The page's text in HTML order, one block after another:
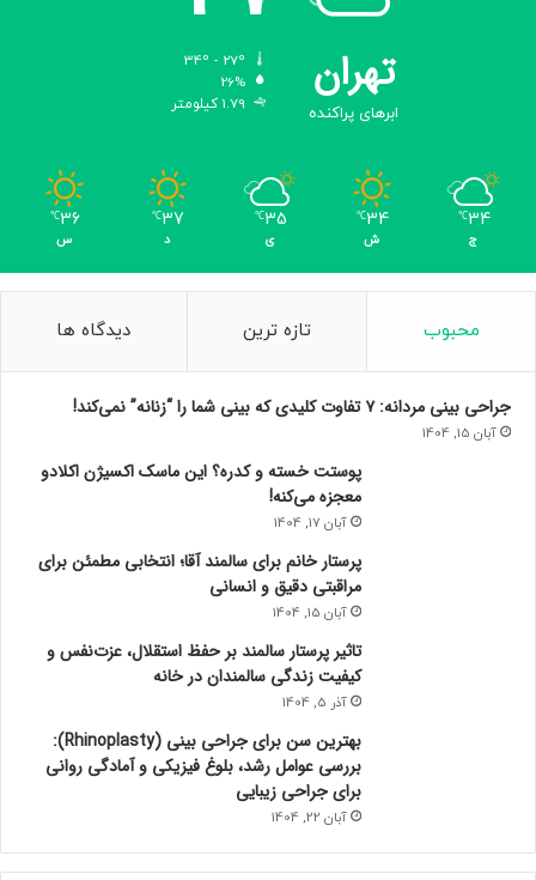
تهران
ابرهای پراکنده
26%
1.79 کیلومتر
34
℃
ج
34
℃
ش
35
℃
ی
37
℃
د
36
℃
س
محبوب تازه ترین دیدگاه ها
جراحی بینی مردانه: ۷ تفاوت کلیدی که بینی شما را “زنانه” نمی‌کند!
آبان 15, 1404
پوستت خسته و کدره؟ این ماسک اکسیژن اکلادو
معجزه می‌کنه!
آبان 17, 1404
پرستار خانم برای سالمند آقا؛ انتخابی مطمئن برای
مراقبتی دقیق و انسانی
آبان 15, 1404
تاثیر پرستار سالمند بر حفظ استقلال، عزت‌نفس و
کیفیت زندگی سالمندان در خانه
آذر 5, 1404
بهترین سن برای جراحی بینی (Rhinoplasty):
بررسی عوامل رشد، بلوغ فیزیکی و آمادگی روانی
برای جراحی زیبایی
آبان 22, 1404